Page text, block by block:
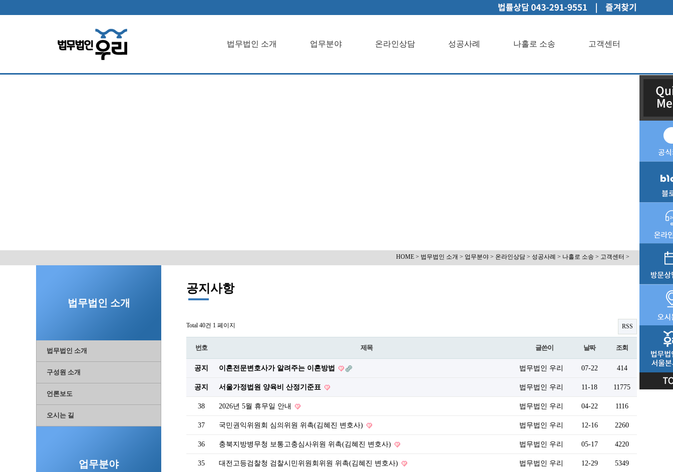
법무법인 소개 업무분야 온라인상담 성공사례 나홀로 소송 고객센터
법무법인 소개
법무법인 소개
구성원 소개
언론보도
오시는 길
업무분야
법무법인 소개업무분야온라인상담성공사례나
HOME > 법무법인 소개 > 업무분야 > 온라인상담 > 성공사례 > 나홀로 소송 > 고객센터 >
공지사항
Total 40건 1 페이지 RSS
번호 제목 글쓴이 날짜 조회
공지 이혼전문변호사가 알려주는 이혼방법 법무법인 우리 07-22 414
공지 서울가정법원 양육비 산정기준표 법무법인 우리 11-18 11775
38 2026년 5월 휴무일 안내 법무법인 우리 04-22 1116
37 국민권익위원회 심의위원 위촉(김혜진 변호사) 법무법인 우리 12-16 2260
36 충북지방병무청 보통고충심사위원 위촉(김혜진 변호사) 법무법인 우리 05-17 4220
35 대전고등검찰청 검찰시민위원회위원 위촉(김혜진 변호사) 법무법인 우리 12-29 5349